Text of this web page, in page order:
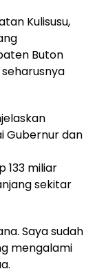
Kulisusu,
Buton
Gubernur dan
133 miliar
sekitar
Saya sudah
mengalami